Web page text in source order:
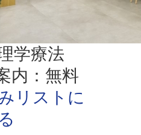
学療法
内：無料
リストに